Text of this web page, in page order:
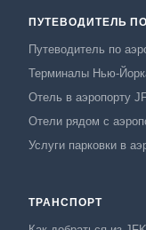
ПУТЕВОДИТЕЛЬ
Путеводитель по
Терминалы Нью-
Отель в аэропорту
Отели рядом с
Услуги парковки в
ТРАНСПОРТ